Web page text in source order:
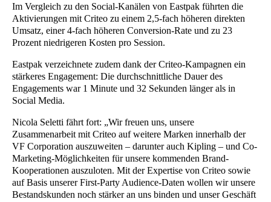
Im Vergleich zu den Social-Kanälen von Eastpak führten die
Aktivierungen mit Criteo zu einem 2,5-fach höheren direkten
Umsatz, einer 4-fach höheren Conversion-Rate und zu 23
Prozent niedrigeren Kosten pro Session.
Eastpak verzeichnete zudem dank der Criteo-Kampagnen ein
stärkeres Engagement: Die durchschnittliche Dauer des
Engagements war 1 Minute und 32 Sekunden länger als in
Social Media.
Nicola Seletti fährt fort: „Wir freuen uns, unsere
Zusammenarbeit mit Criteo auf weitere Marken innerhalb der
VF Corporation auszuweiten – darunter auch Kipling – und Co-
Marketing-Möglichkeiten für unsere kommenden Brand-
Kooperationen auszuloten. Mit der Expertise von Criteo sowie
auf Basis unserer First-Party Audience-Daten wollen wir unsere
Bestandskunden noch stärker an uns binden und unser Geschäft